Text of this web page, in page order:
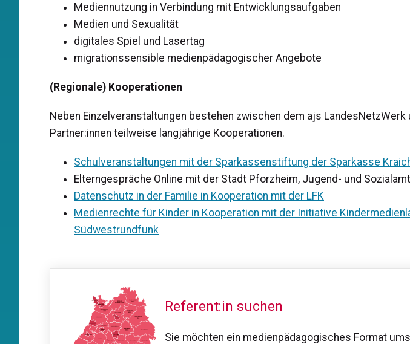
Mediennutzung in Verbindung mit Entwicklungsaufgaben
Medien und Sexualität
digitales Spiel und Lasertag
migrationssensible medienpädagogischer Angebote
(Regionale) Kooperationen
Neben Einzelveranstaltungen bestehen zwischen dem ajs LandesNetzWerk
Partner:innen teilweise langjährige Kooperationen.
Schulveranstaltungen mit der Sparkassenstiftung der Sparkasse
Elterngespräche Online mit der Stadt Pforzheim, Jugend- und Sozialamt
Datenschutz in der Familie in Kooperation mit der LFK
Medienrechte für Kinder in Kooperation mit der Initiative
Südwestrundfunk
Referent:in suchen
Sie möchten ein medienpädagogisches Format